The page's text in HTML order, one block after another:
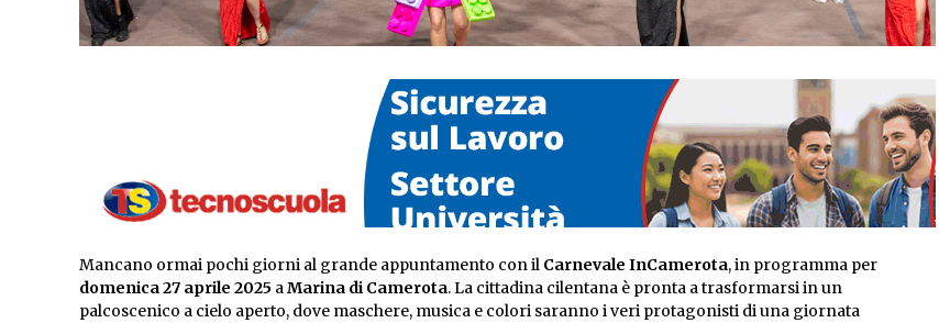
Mancano ormai pochi giorni al grande appuntamento con il Carnevale InCamerota, in programma per
domenica 27 aprile 2025 aMarina di Camerota. La cittadina cilentana è pronta a trasformarsi in un
palcoscenico a cielo aperto, dove maschere, musica e colori saranno i veri protagonisti di una giornata